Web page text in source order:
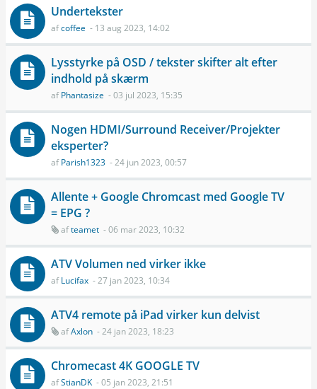
Undertekster
afcoffee - 13 aug 2023, 14:02
Lysstyrke på OSD / tekster skifter alt efter
indhold på skærm
afPhantasize - 03 jul 2023, 15:35
Nogen HDMI/Surround Receiver/Projekter
eksperter?
afParish1323 - 24 jun 2023, 00:57
Allente + Google Chromcast med Google TV
= EPG ?
afteamet - 06 mar 2023, 10:32
ATV Volumen ned virker ikke
afLucifax - 27 jan 2023, 10:34
ATV4 remote på iPad virker kun delvist
afAxlon - 24 jan 2023, 18:23
Chromecast 4K GOOGLE TV
afStianDK - 05 jan 2023, 21:51